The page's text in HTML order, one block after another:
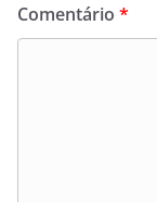
Comentário *